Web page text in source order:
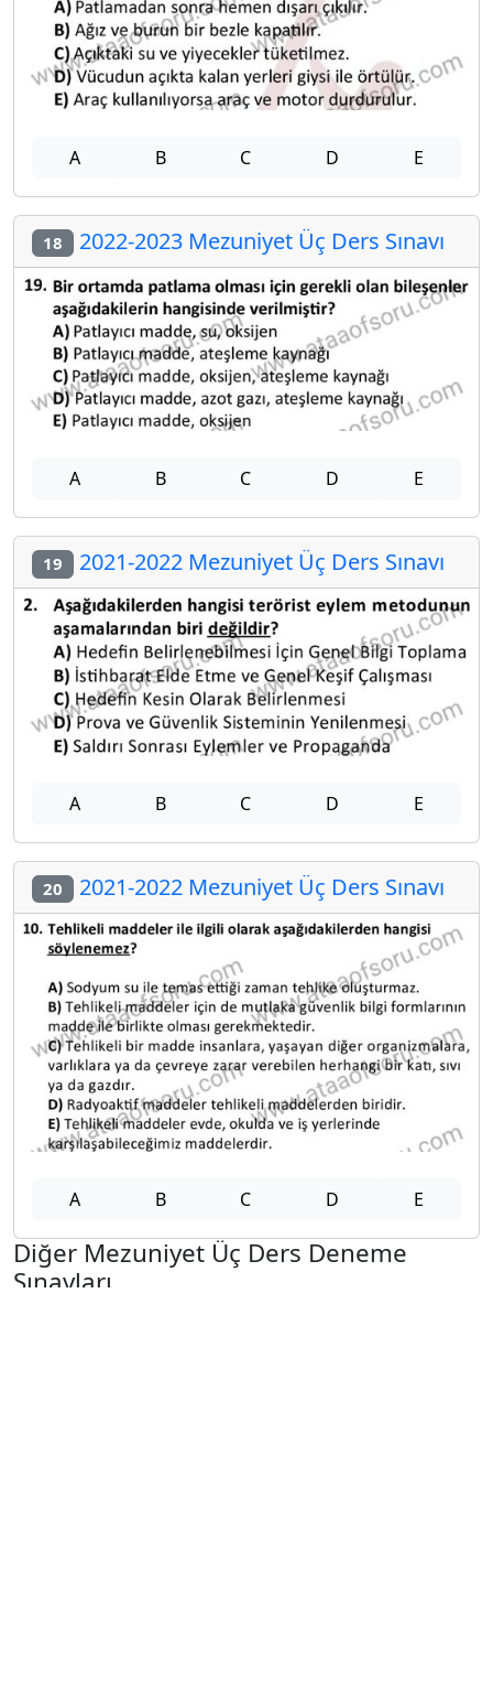
A B C D E
18 2022-2023 Mezuniyet Üç Ders Sınavı
A B C D E
19 2021-2022 Mezuniyet Üç Ders Sınavı
A B C D E
20 2021-2022 Mezuniyet Üç Ders Sınavı
A B C D E
Diğer Mezuniyet Üç Ders Deneme
Sınavları